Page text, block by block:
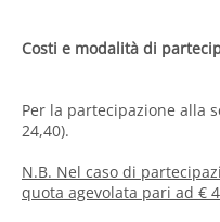
Costi e modalità di
Per la partecipazione alla
24,40).
N.B. Nel caso di
quota agevolata pari ad €